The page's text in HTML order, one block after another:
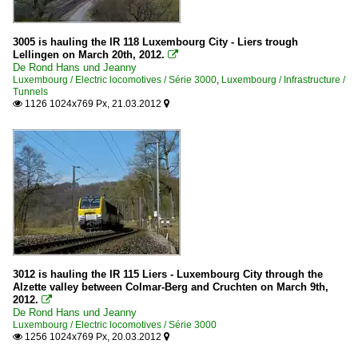
3005 is hauling the IR 118 Luxembourg City - Liers trough
Lellingen on March 20th, 2012. 
De Rond Hans und Jeanny
Luxembourg / Electric locomotives / Série 3000, Luxembourg / Infrastructure /
Tunnels
 1126 1024x769 Px, 21.03.2012 
3012 is hauling the IR 115 Liers - Luxembourg City through the
Alzette valley between Colmar-Berg and Cruchten on March 9th,
2012. 
De Rond Hans und Jeanny
Luxembourg / Electric locomotives / Série 3000
 1256 1024x769 Px, 20.03.2012 